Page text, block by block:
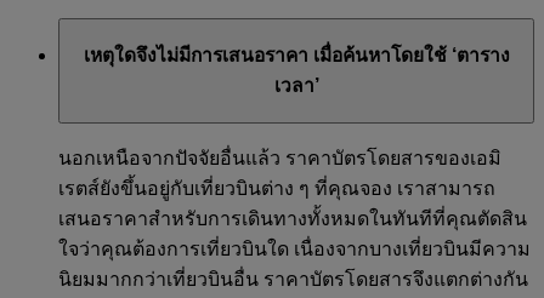
เหตุใดจึงไม่มีการเสนอราคา เมื่อค้นหาโดยใช้ ‘ตาราง
เวลา’
นอกเหนือจากปัจจัยอื่นแล้ว ราคาบัตรโดยสารของเอมิ
เรตส์ยังขึ้นอยู่กับเที่ยวบินต่าง ๆ ที่คุณจอง เราสามารถ
เสนอราคาสำหรับการเดินทางทั้งหมดในทันทีที่คุณตัดสิน
ใจว่าคุณต้องการเที่ยวบินใด เนื่องจากบางเที่ยวบินมีความ
นิยมมากกว่าเที่ยวบินอื่น ราคาบัตรโดยสารจึงแตกต่างกัน